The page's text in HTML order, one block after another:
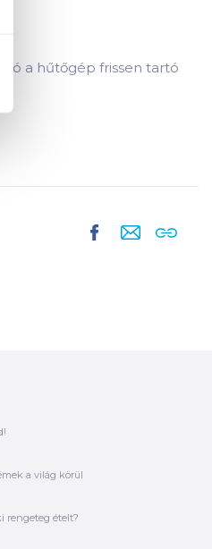
a hűtőgép frissen tartó
a világ körül
rengeteg ételt?